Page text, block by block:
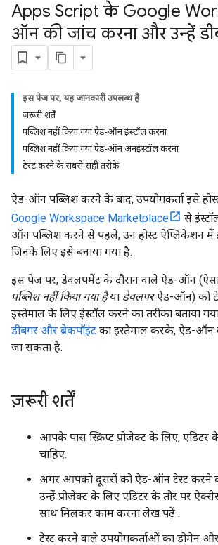
Apps Script के Google
ऑन की जांच करना और उन्हें
इस पेज पर, यह जानकारी उपलब्ध है
ज़रूरी शर्तें
पब्लिश नहीं किया गया ऐड-ऑन इंस्टॉल करना
पब्लिश नहीं किया गया ऐड-ऑन अनइंस्टॉल करना
टेस्ट करने के सबसे सही तरीके
ऐड-ऑन पब्लिश करने के बाद, उपयोगकर्ता इसे
Google Workspace Marketplace
से
ऑन पब्लिश करने से पहले, उन होस्ट ऐप्लिकेशन
जिनके लिए इसे बनाया गया है.
इस पेज पर, डेवलपमेंट के दौरान वाले ऐड-ऑन
पब्लिश नहीं किया गया हैया डेवलपरऐड-ऑन) को
इस्तेमाल के लिए इंस्टॉल करने का तरीका बताया
डीबगर और ब्रेकपॉइंट का इस्तेमाल करके, ऐड-ऑन
जा सकता है.
ज़रूरी शर्तें
आपके पास स्क्रिप्ट प्रोजेक्ट के लिए, एडिटर
चाहिए.
अगर आपको दूसरों को ऐड-ऑन टेस्ट करने
उन्हें प्रोजेक्ट के लिए एडिटर के तौर पर
साथ मिलकर काम करना लेख पढ़ें .
टेस्ट करने वाले उपयोगकर्ताओं का डोमेन और